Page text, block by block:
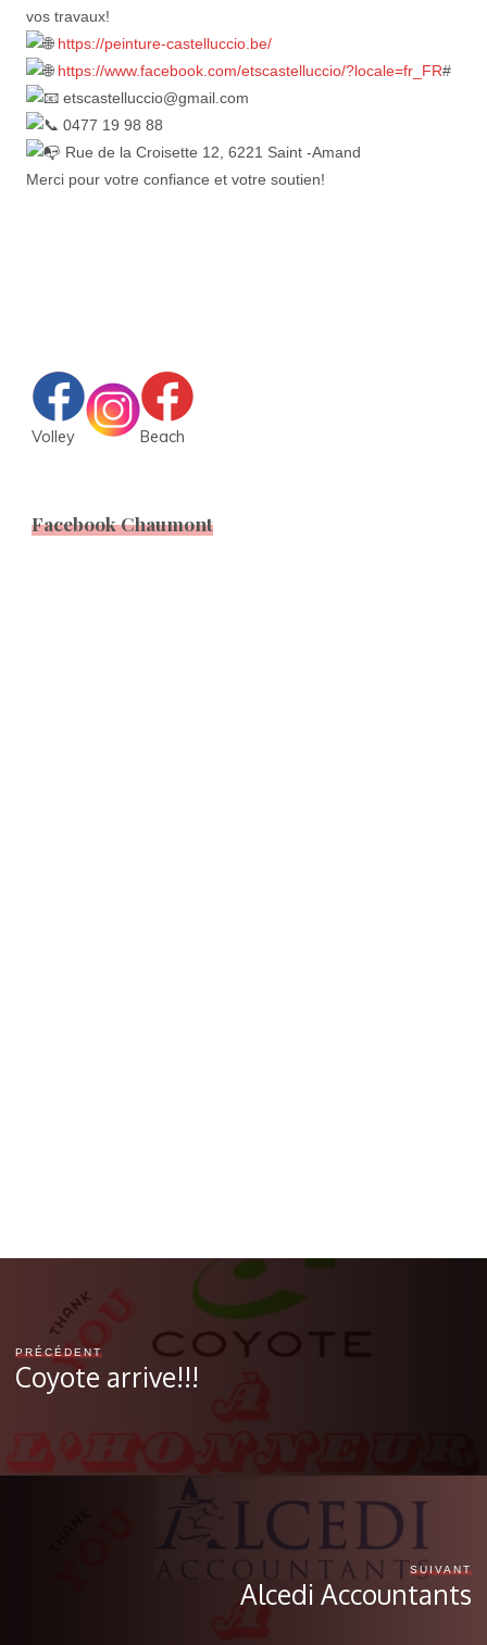
vos travaux!
https://peinture-castelluccio.be/
https://www.facebook.com/etscastelluccio/?locale=fr_FR#
etscastelluccio@gmail.com
0477 19 98 88
Rue de la Croisette 12, 6221 Saint -Amand
Merci pour votre confiance et votre soutien!
Volley Beach
Facebook Chaumont
PRÉCÉDENT
Coyote arrive!!!
SUIVANT
Alcedi Accountants